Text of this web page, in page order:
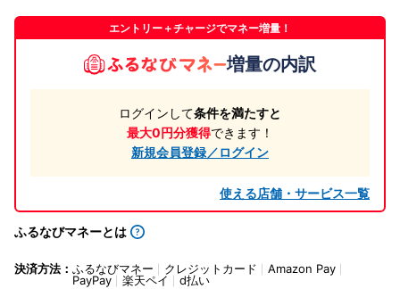
エントリー＋チャージでマネー増量！
増量の内訳
ログインして条件を満たすと
最大0円分獲得できます！
新規会員登録／ログイン
使える店舗・サービス一覧
ふるなびマネーとは
決済方法： ふるなびマネー クレジットカード
Amazon Pay
PayPay
楽天ペイ d払い